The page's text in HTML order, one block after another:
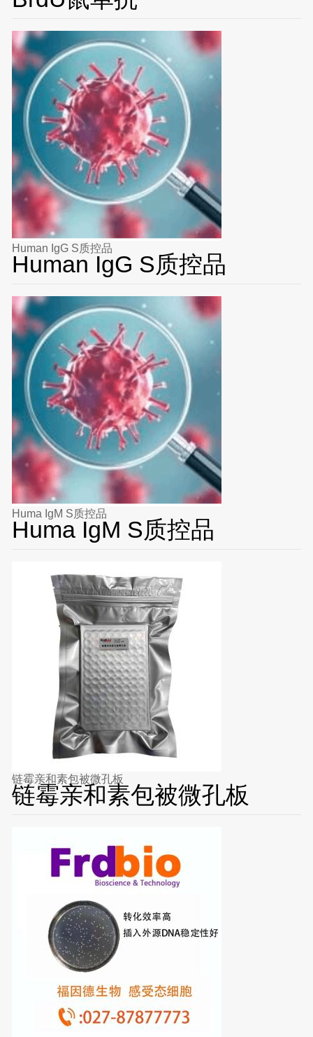
Human IgG S质控品
Human IgG S质控品
Huma IgM S质控品
Huma IgM S质控品
链霉亲和素包被微孔板
链霉亲和素包被微孔板